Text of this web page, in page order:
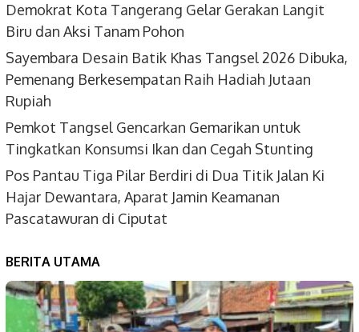
Demokrat Kota Tangerang Gelar Gerakan Langit
Biru dan Aksi Tanam Pohon
Sayembara Desain Batik Khas Tangsel 2026 Dibuka,
Pemenang Berkesempatan Raih Hadiah Jutaan
Rupiah
Pemkot Tangsel Gencarkan Gemarikan untuk
Tingkatkan Konsumsi Ikan dan Cegah Stunting
Pos Pantau Tiga Pilar Berdiri di Dua Titik Jalan Ki
Hajar Dewantara, Aparat Jamin Keamanan
Pascatawuran di Ciputat
BERITA UTAMA